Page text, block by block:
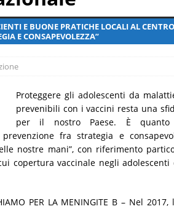
epatiti, malattia ancora presente
E BUONE PRATICHE LOCALI AL
E CONSAPEVOLEZZA”
Proteggere gli adolescenti da
prevenibili con i vaccini resta una
per il nostro Paese. È quanto
prevenzione fra strategia e
nostre mani”, con riferimento
copertura vaccinale negli adolescenti
PER LA MENINGITE B – Nel 2017,